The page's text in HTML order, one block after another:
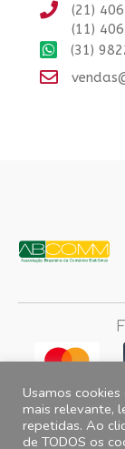
(21)
(11)
(31)
Fotos e imagens
Usamos
mais relevante,
repetidas. Ao
de TODOS os